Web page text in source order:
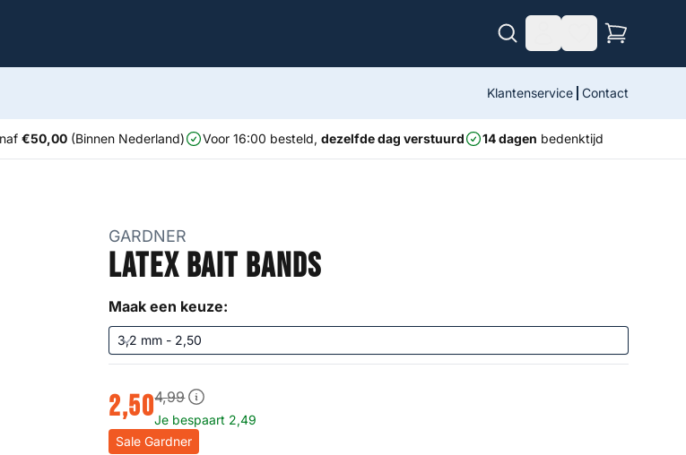
Klantenservice Contact
€50,00(Binnen Nederland) Voor 16:00 besteld, dezelfde dag verstuurd 14 dagen bedenktijd
GARDNER
Latex Bait Bands
Maak een keuze:
2,504,99
Je bespaart 2,49
Sale Gardner